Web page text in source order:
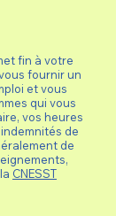
fin à votre
fournir un
et vous
qui vous
vos heures
de
de
CNESST